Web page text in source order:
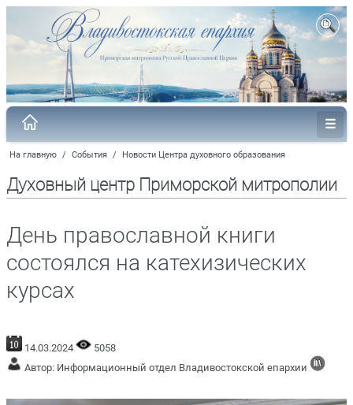
На главную / События / Новости Центра духовного образования
Духовный центр Приморской митрополии
День православной книги
состоялся на катехизических
курсах
14.03.2024
5058
Автор: Информационный отдел Владивостокской епархии